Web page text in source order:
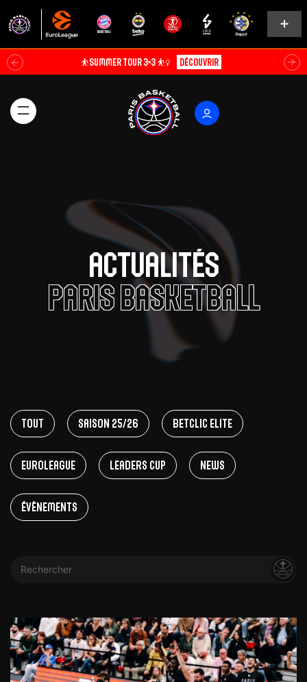
Soldes d’été⚡ Explorer
Actualités
Paris Basketball
Tout Saison 25/26 Betclic Elite
EuroLeague Leaders Cup News
Évènements